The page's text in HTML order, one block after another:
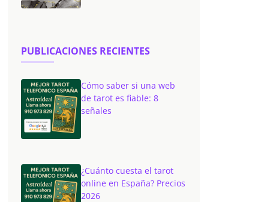
PUBLICACIONES RECIENTES
Cómo saber si una web
de tarot es fiable: 8
señales
¿Cuánto cuesta el tarot
online en España? Precios
2026